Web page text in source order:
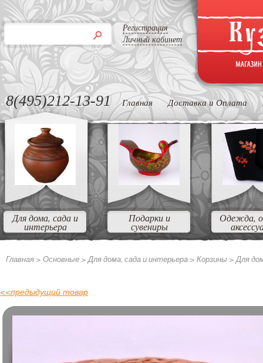
Регистрация
Личный кабинет
8(495)212-13-91 Главная Доставка и Оплата
Для дома, сада и
интерьера
Подарки и
сувениры
Одежда,
Главная > Основные >Для дома, сада и интерьера > Корзины >Для
<<предыдущий товар